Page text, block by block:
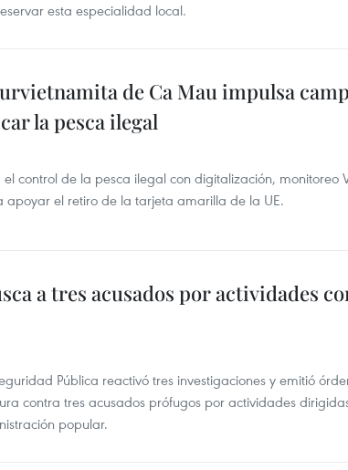
esta especialidad local.
de Ca Mau impulsa
la pesca ilegal
control de la pesca ilegal con digitalización, monitoreo
el retiro de la tarjeta amarilla de la UE.
a tres acusados por actividades
Pública reactivó tres investigaciones y emitió
contra tres acusados prófugos por actividades
popular.